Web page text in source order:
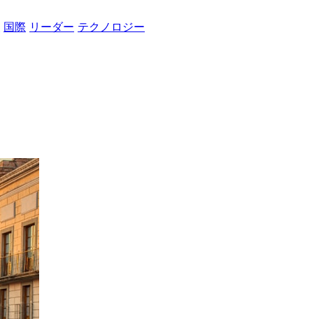
国際 リーダー テクノロジー